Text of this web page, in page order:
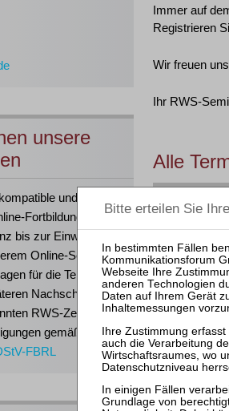
unsere
und
Fortbildungen
bis zur Einwahl und
Online-Seminar
für die Teilnahme,
Nachschlagen
RWS-Zertifikats
gemäß
GOI,
FBRL
Immer auf
Registrieren
Wir freuen
Ihr RWS-
Alle
Filtern nach:
Datum
Leider haben